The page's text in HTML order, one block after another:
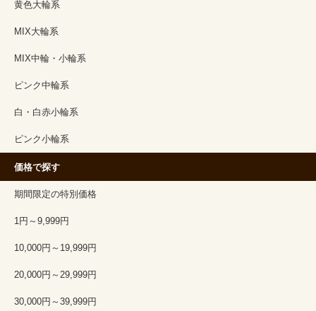
黄色大輪系
MIX大輪系
MIX中輪・小輪系
ピンク中輪系
白・白赤小輪系
ピンク小輪系
価格で探す
期間限定の特別価格
1円～9,999円
10,000円～19,999円
20,000円～29,999円
30,000円～39,999円